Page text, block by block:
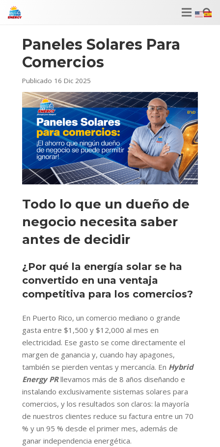
Paneles Solares Para
Comercios
Publicado 16 Dic 2025
Todo lo que un dueño de
negocio necesita saber
antes de decidir
¿Por qué la energía solar se ha
convertido en una ventaja
competitiva para los comercios?
En Puerto Rico, un comercio mediano o grande
gasta entre $1,500 y $12,000 al mes en
electricidad. Ese gasto se come directamente el
margen de ganancia y, cuando hay apagones,
también se pierden ventas y mercancía. En Hybrid
Energy PRllevamos más de 8 años diseñando e
instalando exclusivamente sistemas solares para
comercios, y los resultados son claros: la mayoría
de nuestros clientes reduce su factura entre un 70
% y un 95 % desde el primer mes, además de
ganar independencia energética.